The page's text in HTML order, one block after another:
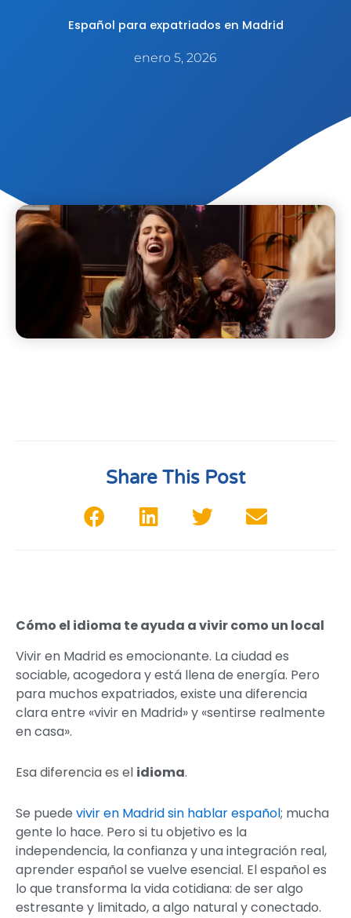
Español para expatriados en Madrid
enero 5, 2026
Share This Post
Cómo el idioma te ayuda a vivir como un local
Vivir en Madrid es emocionante. La ciudad es
sociable, acogedora y está llena de energía. Pero
para muchos expatriados, existe una diferencia
clara entre «vivir en Madrid» y «sentirse realmente
en casa».
Esa diferencia es el idioma.
Se puede vivir en Madrid sin hablar español; mucha
gente lo hace. Pero si tu objetivo es la
independencia, la confianza y una integración real,
aprender español se vuelve esencial. El español es
lo que transforma la vida cotidiana: de ser algo
estresante y limitado, a algo natural y conectado.